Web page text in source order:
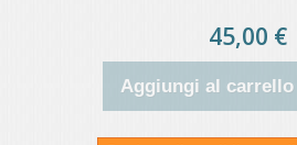
45,00 €
Aggiungi al carrello